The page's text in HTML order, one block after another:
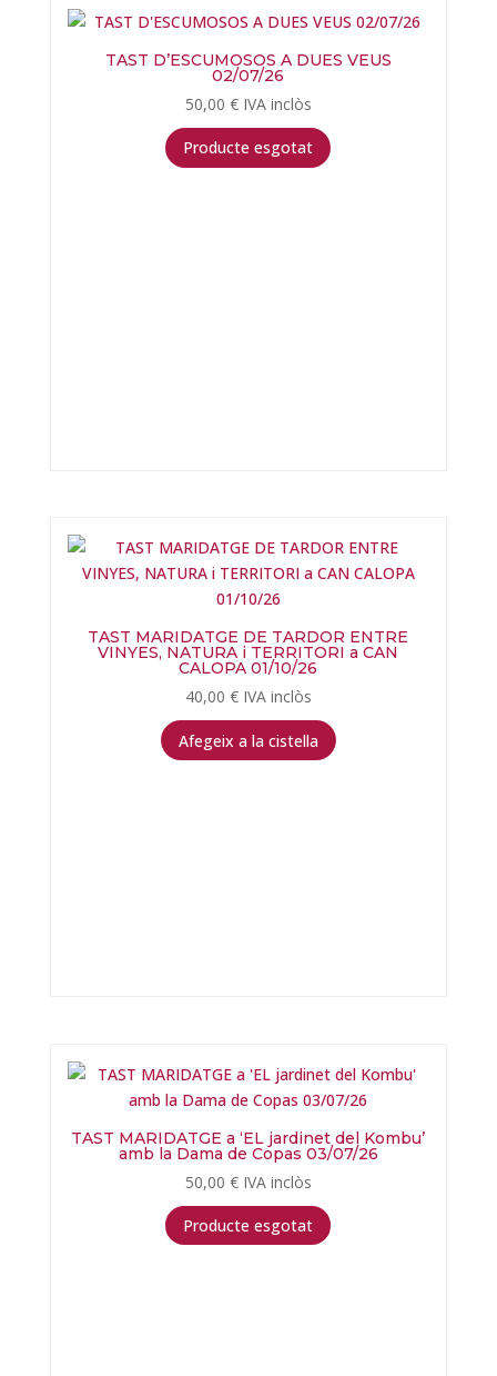
TAST D’ESCUMOSOS A DUES VEUS
02/07/26
50,00 € IVA inclòs
Producte esgotat
TAST MARIDATGE DE TARDOR ENTRE
VINYES, NATURA i TERRITORI a CAN
CALOPA 01/10/26
40,00 € IVA inclòs
Afegeix a la cistella
TAST MARIDATGE a ‘EL jardinet del Kombu’
amb la Dama de Copas 03/07/26
50,00 € IVA inclòs
Producte esgotat